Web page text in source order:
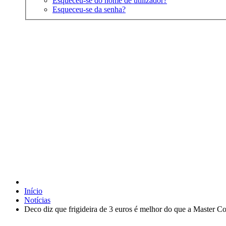
Esqueceu-se da senha?
Início
Notícias
Deco diz que frigideira de 3 euros é melhor do que a Master